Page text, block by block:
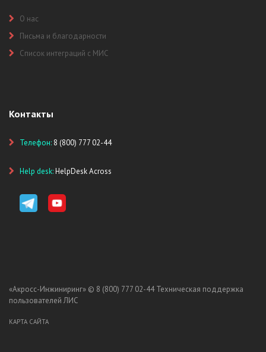
О нас
Письма и благодарности
Список интеграций с МИС
Контакты
Телефон: 8 (800) 777 02-44
Help desk:HelpDesk Across
«Акросс-Инжиниринг» © 8 (800) 777 02-44 Техническая поддержка
пользователей ЛИС
КАРТА САЙТА